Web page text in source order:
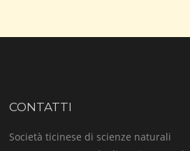
CONTATTI
Società ticinese di scienze naturali